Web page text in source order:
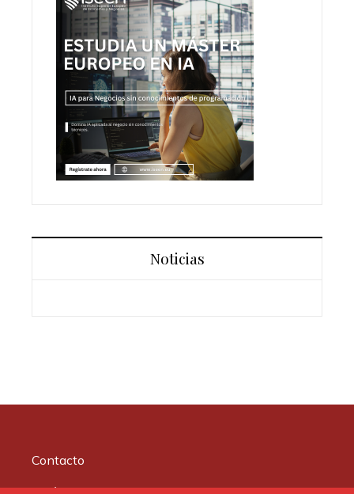
Noticias
Contacto